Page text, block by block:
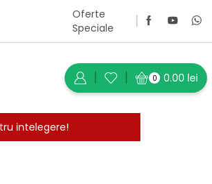
Oferte
Speciale
0 0.00 lei
intelegere!